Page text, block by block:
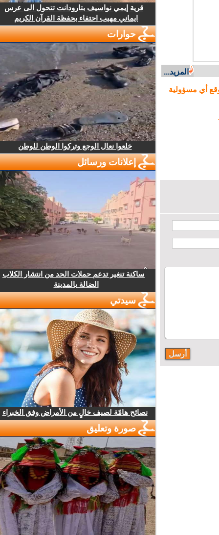
المزيد...
أي مسؤولية
قرية إيمي نواسيف بتارودانت تتحول الى عرس
ايماني مهيب احتفاء بحفظة القرآن الكريم
حوارات
خلعوا نعال الوجع وتركوا الوطن للوطن
إعلانات ورسائل
ساكنة تنغير تدعم حملات الحد من انتشار الكلاب
الضالة بالمدينة
سيدتي
نصائح هامّة لصيف خالٍ من الأمراض وفق الخبراء
صورة وتعليق